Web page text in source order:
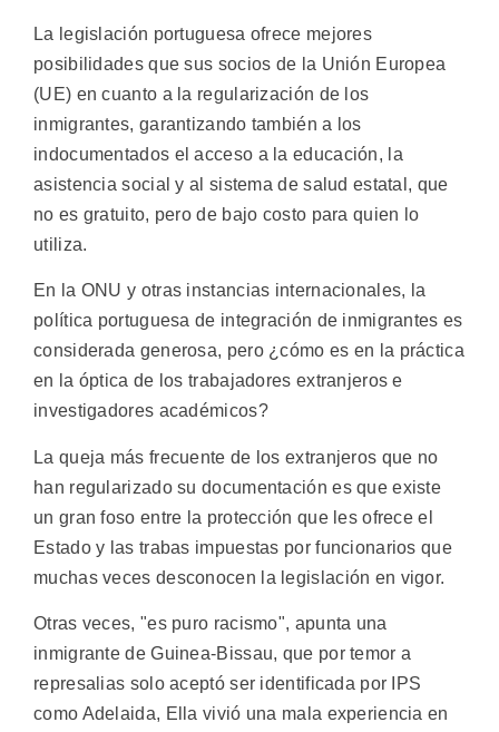
La legislación portuguesa ofrece mejores
posibilidades que sus socios de la Unión Europea
(UE) en cuanto a la regularización de los
inmigrantes, garantizando también a los
indocumentados el acceso a la educación, la
asistencia social y al sistema de salud estatal, que
no es gratuito, pero de bajo costo para quien lo
utiliza.
En la ONU y otras instancias internacionales, la
política portuguesa de integración de inmigrantes es
considerada generosa, pero ¿cómo es en la práctica
en la óptica de los trabajadores extranjeros e
investigadores académicos?
La queja más frecuente de los extranjeros que no
han regularizado su documentación es que existe
un gran foso entre la protección que les ofrece el
Estado y las trabas impuestas por funcionarios que
muchas veces desconocen la legislación en vigor.
Otras veces, "es puro racismo", apunta una
inmigrante de Guinea-Bissau, que por temor a
represalias solo aceptó ser identificada por IPS
como Adelaida, Ella vivió una mala experiencia en